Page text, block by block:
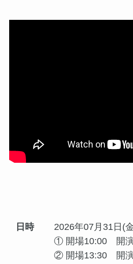
日時
2026年07月31日(
① 開場10:00 開
② 開場13:30 開